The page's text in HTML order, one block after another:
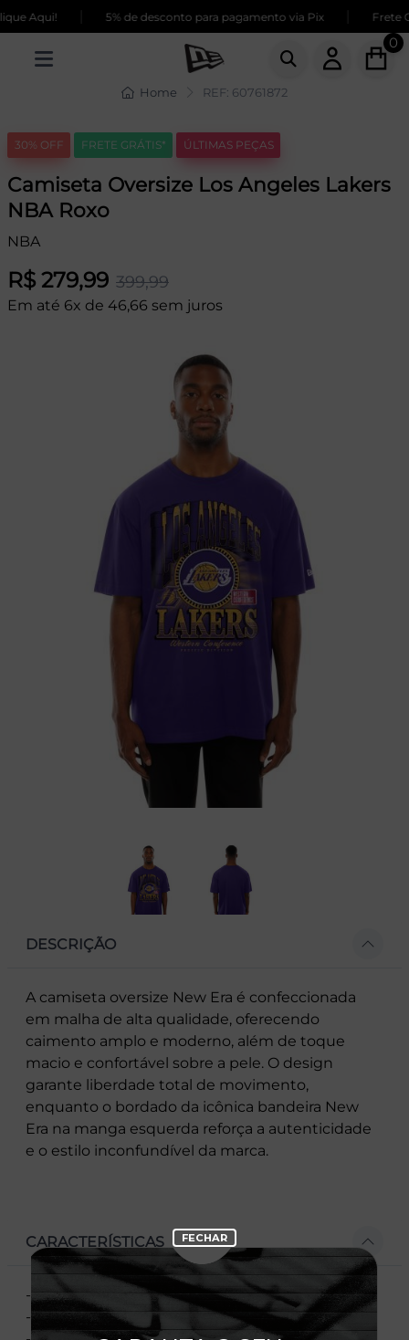
Aqui! 5% de desconto para pagamento via Pix Frete
0
Home REF: 60761872
30% OFF FRETE GRÁTIS* ÚLTIMAS PEÇAS
Camiseta Oversize Los Angeles Lakers
NBA Roxo
NBA
R$ 279,99 399,99
Em até 6x de 46,66 sem juros
DESCRIÇÃO
A camiseta oversize New Era é confeccionada
em malha de alta qualidade, oferecendo
caimento amplo e moderno, além de toque
macio e confortável sobre a pele. O design
garante liberdade total de movimento,
enquanto o bordado da icônica bandeira New
Era na manga esquerda reforça a autenticidade
e o estilo inconfundível da marca.
CARACTERÍSTICAS
- Modelo Oversize
- Manga Curta